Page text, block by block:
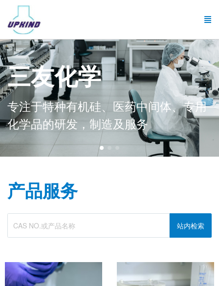
三友化学
专注于特种有机硅、医药中间体、专用
化学品的研发，制造及服务
产品服务
站内检索